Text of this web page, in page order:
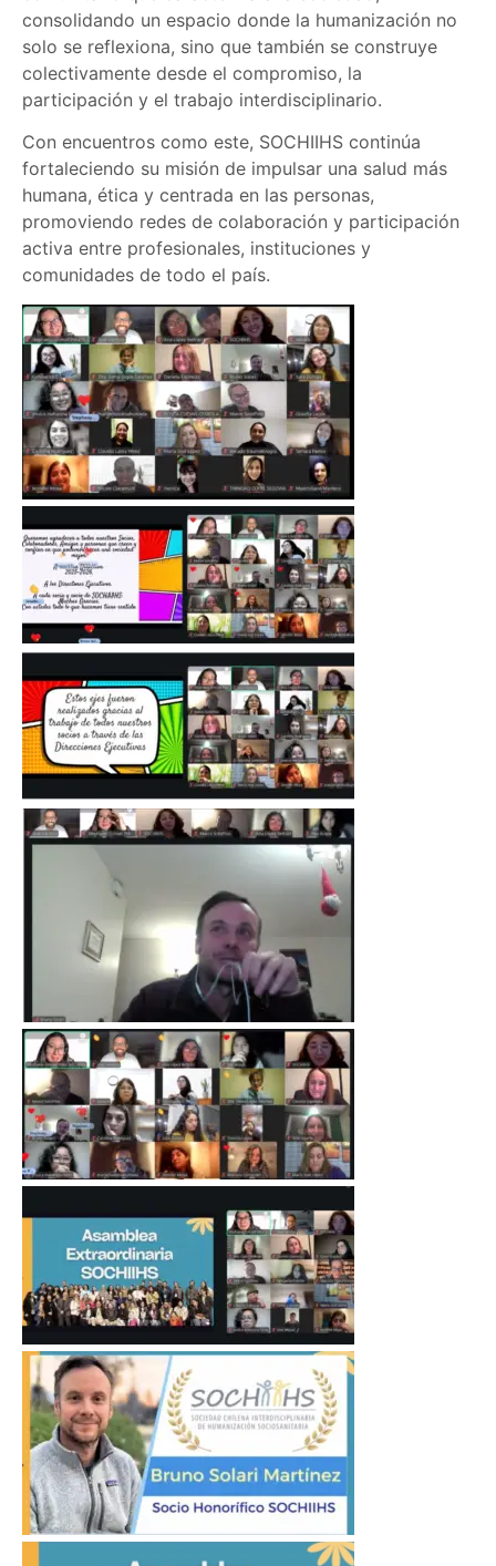
consolidando un espacio donde la humanización no
solo se reflexiona, sino que también se construye
colectivamente desde el compromiso, la
participación y el trabajo interdisciplinario.
Con encuentros como este, SOCHIIHS continúa
fortaleciendo su misión de impulsar una salud más
humana, ética y centrada en las personas,
promoviendo redes de colaboración y participación
activa entre profesionales, instituciones y
comunidades de todo el país.